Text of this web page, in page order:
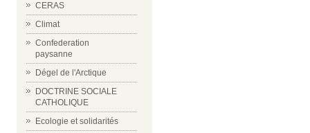
CERAS
Climat
Confederation
paysanne
Dégel de l'Arctique
DOCTRINE SOCIALE
CATHOLIQUE
Ecologie et solidarités